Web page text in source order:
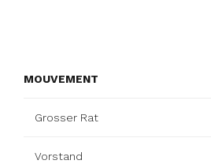
MOUVEMENT
Grosser Rat
Vorstand